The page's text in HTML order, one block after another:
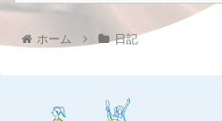
ホーム 日記